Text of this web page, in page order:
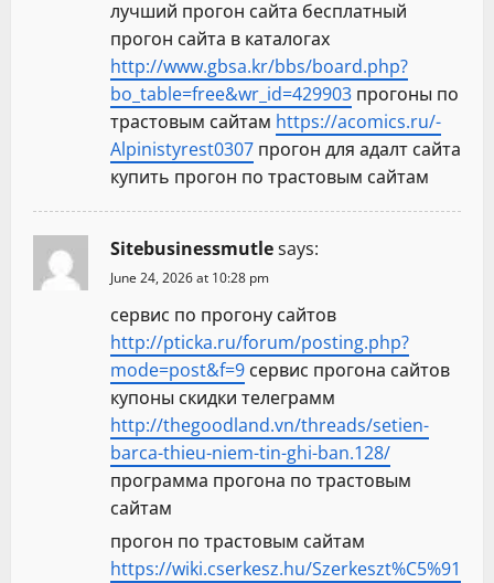
лучший прогон сайта бесплатный
прогон сайта в каталогах
http://www.gbsa.kr/bbs/board.php?
bo_table=free&wr_id=429903 прогоны по
трастовым сайтам https://acomics.ru/-
Alpinistyrest0307 прогон для адалт сайта
купить прогон по трастовым сайтам
Sitebusinessmutlesays:
June 24, 2026 at 10:28 pm
сервис по прогону сайтов
http://pticka.ru/forum/posting.php?
mode=post&f=9 сервис прогона сайтов
купоны скидки телеграмм
http://thegoodland.vn/threads/setien-
barca-thieu-niem-tin-ghi-ban.128/
программа прогона по трастовым
сайтам
прогон по трастовым сайтам
https://wiki.cserkesz.hu/Szerkeszt%C5%91